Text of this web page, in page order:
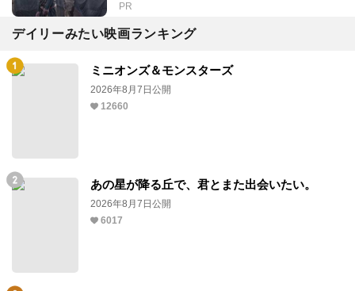
PR
デイリーみたい映画ランキング
ミニオンズ＆モンスターズ
2026年8月7日公開
12660
あの星が降る丘で、君とまた出会いたい。
2026年8月7日公開
6017